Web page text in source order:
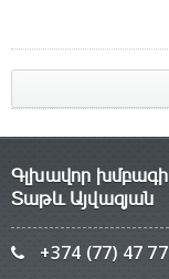
Գլխավոր
Տաթև Այվազյան
+374 (77) 47